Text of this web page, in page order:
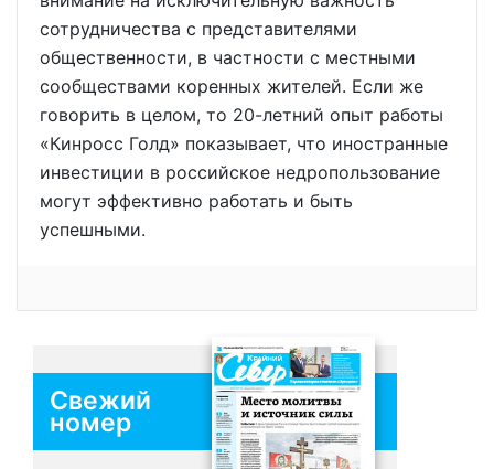
сотрудничества с представителями
общественности, в частности с местными
сообществами коренных жителей. Если же
говорить в целом, то 20-летний опыт работы
«Кинросс Голд» показывает, что иностранные
инвестиции в российское недропользование
могут эффективно работать и быть
успешными.
Свежий
номер